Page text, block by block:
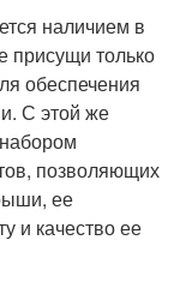
наличием в
присущи только
обеспечения
С этой же
позволяющих
ее
и качество ее